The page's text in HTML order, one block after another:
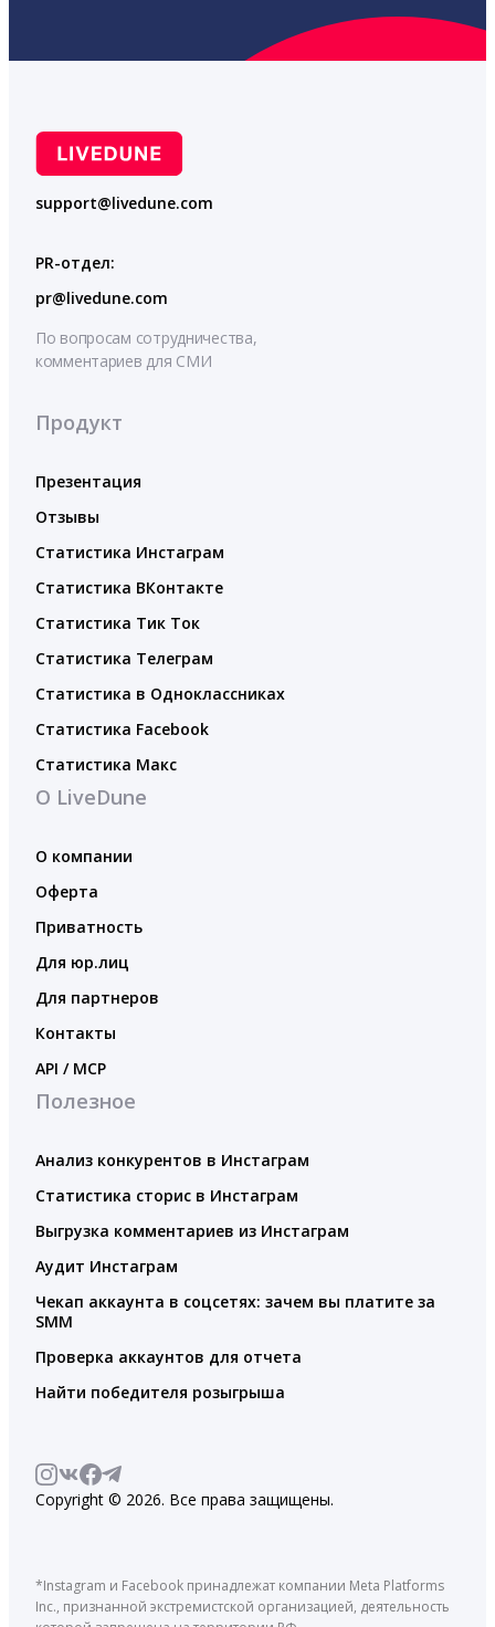
support@livedune.com
PR-отдел:
pr@livedune.com
По вопросам сотрудничества,
комментариев для СМИ
Продукт
Презентация
Отзывы
Статистика Инстаграм
Статистика ВКонтакте
Статистика Тик Ток
Статистика Телеграм
Статистика в Одноклассниках
Статистика Facebook
Статистика Макс
О LiveDune
О компании
Оферта
Приватность
Для юр.лиц
Для партнеров
Контакты
API / MCP
Полезное
Анализ конкурентов в Инстаграм
Статистика сторис в Инстаграм
Выгрузка комментариев из Инстаграм
Аудит Инстаграм
Чекап аккаунта в соцсетях: зачем вы платите за
SMM
Проверка аккаунтов для отчета
Найти победителя розыгрыша
Copyright © 2026. Все права защищены.
*Instagram и Facebook принадлежат компании Meta Platforms
Inc., признанной экстремистской организацией, деятельность